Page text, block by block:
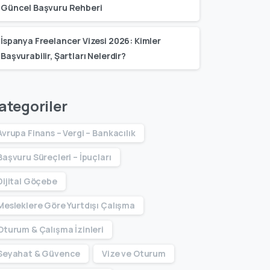
Güncel Başvuru Rehberi
İspanya Freelancer Vizesi 2026: Kimler
Başvurabilir, Şartları Nelerdir?
Finans – Vergi – Bankacılık
Süreçleri – İpuçları
Göçebe
Göre Yurtdışı Çalışma
& Çalışma İzinleri
& Güvence Vize ve Oturum